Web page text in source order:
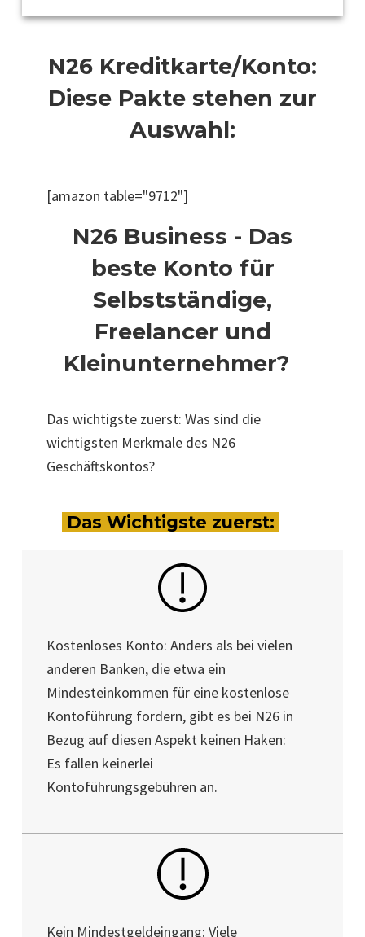
N26 Kreditkarte/Konto:
Diese Pakte stehen zur
Auswahl:
[amazon table="9712"]
N26 Business - Das
beste Konto für
Selbstständige,
Freelancer und
Kleinunternehmer?
Das wichtigste zuerst: Was sind die
wichtigsten Merkmale des N26
Geschäftskontos?
Das Wichtigste zuerst:
Kostenloses Konto: Anders als bei vielen
anderen Banken, die etwa ein
Mindesteinkommen für eine kostenlose
Kontoführung fordern, gibt es bei N26 in
Bezug auf diesen Aspekt keinen Haken:
Es fallen keinerlei
Kontoführungsgebühren an.
Kein Mindestgeldeingang: Viele